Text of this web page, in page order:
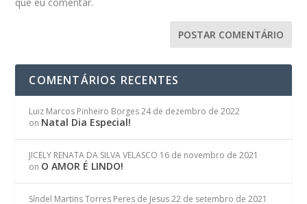
que eu comentar.
COMENTÁRIOS RECENTES
Luiz Marcos Pinheiro Borges 24 de dezembro de 2022
on Natal Dia Especial!
JICELY RENATA DA SILVA VELASCO 16 de novembro de 2021
on O AMOR É LINDO!
Síndel Martins Torres Peres de Jesus 22 de setembro de 2021